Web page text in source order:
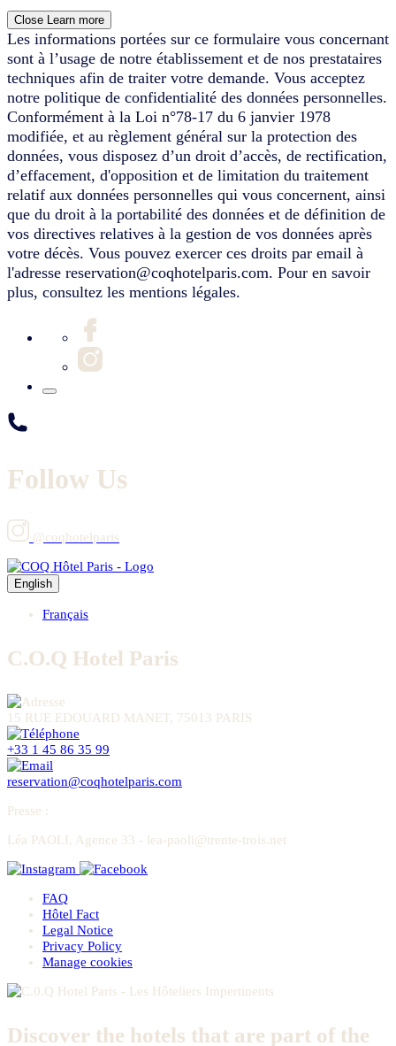
Close Learn more
Les informations portées sur ce formulaire vous concernant
sont à l’usage de notre établissement et de nos prestataires
techniques afin de traiter votre demande. Vous acceptez
notre politique de confidentialité des données personnelles.
Conformément à la Loi n°78-17 du 6 janvier 1978
modifiée, et au règlement général sur la protection des
données, vous disposez d’un droit d’accès, de rectification,
d’effacement, d'opposition et de limitation du traitement
relatif aux données personnelles qui vous concernent, ainsi
que du droit à la portabilité des données et de définition de
vos directives relatives à la gestion de vos données après
votre décès. Vous pouvez exercer ces droits par email à
l'adresse reservation@coqhotelparis.com. Pour en savoir
plus, consultez les mentions légales.
Follow Us
@coqhotelparis
English
Français
C.O.Q Hotel Paris
15 RUE EDOUARD MANET, 75013 PARIS
+33 1 45 86 35 99
reservation@coqhotelparis.com
Presse :
Léa PAOLI, Agence 33 - lea-paoli@trente-trois.net
FAQ
Hôtel Fact
Legal Notice
Privacy Policy
Manage cookies
Discover the hotels that are part of the